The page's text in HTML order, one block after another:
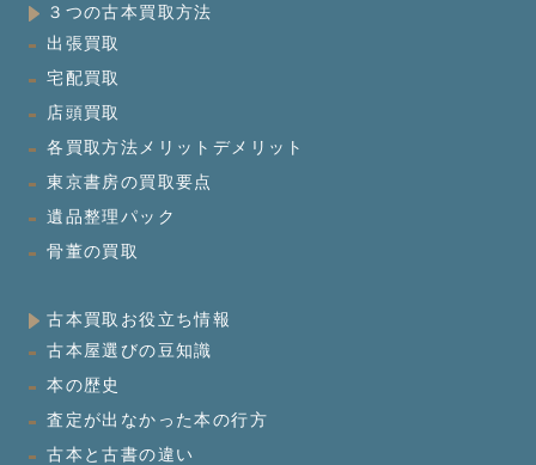
３つの古本買取方法
出張買取
宅配買取
店頭買取
各買取方法メリットデメリット
東京書房の買取要点
遺品整理パック
骨董の買取
古本買取お役立ち情報
古本屋選びの豆知識
本の歴史
査定が出なかった本の行方
古本と古書の違い